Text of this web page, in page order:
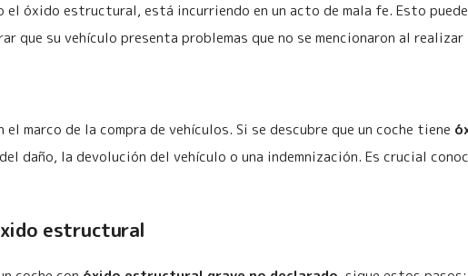
el óxido estructural, está incurriendo en un acto de mala fe. Esto
que su vehículo presenta problemas que no se mencionaron al realizar
marco de la compra de vehículos. Si se descubre que un coche tiene
daño, la devolución del vehículo o una indemnización. Es crucial
estructural